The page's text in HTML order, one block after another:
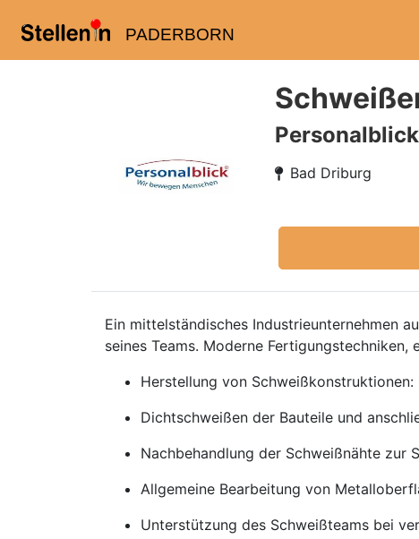
PADERBORN
Bad Driburg
Ein mittelständisches Industrieunternehmen
seines Teams. Moderne
Herstellung von
Dichtschweißen der Bauteile und
Nachbehandlung der Schweißnähte zur
Allgemeine Bearbeitung von
Unterstützung des Schweißteams bei